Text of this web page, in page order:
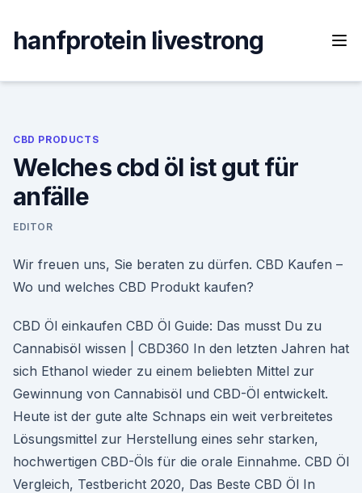
content
hanfprotein livestrong
CBD PRODUCTS
Welches cbd öl ist gut für
anfälle
EDITOR
Wir freuen uns, Sie beraten zu dürfen. CBD Kaufen –
Wo und welches CBD Produkt kaufen?
CBD Öl einkaufen CBD Öl Guide: Das musst Du zu
Cannabisöl wissen | CBD360 In den letzten Jahren hat
sich Ethanol wieder zu einem beliebten Mittel zur
Gewinnung von Cannabisöl und CBD-Öl entwickelt.
Heute ist der gute alte Schnaps ein weit verbreitetes
Lösungsmittel zur Herstellung eines sehr starken,
hochwertigen CBD-Öls für die orale Einnahme. CBD Öl
Vergleich, Testbericht 2020, Das Beste CBD Öl In